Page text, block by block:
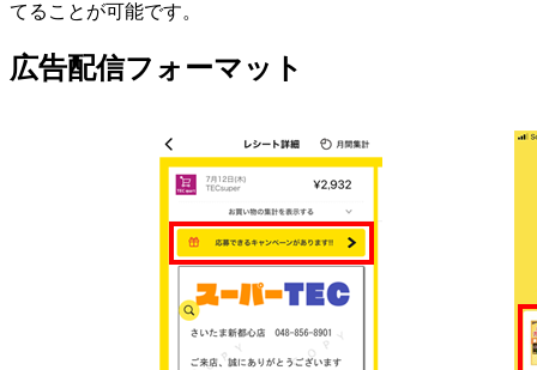
てることが可能です。
広告配信フォーマット